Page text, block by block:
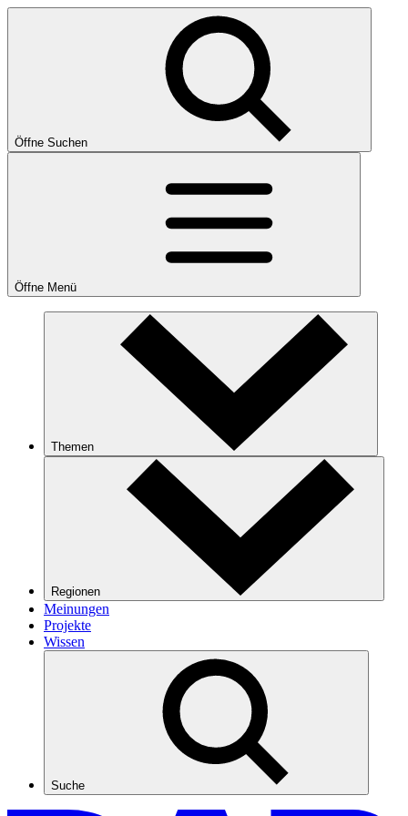
Öffne Suchen
Öffne Menü
Themen
Regionen
Meinungen
Projekte
Wissen
Suche